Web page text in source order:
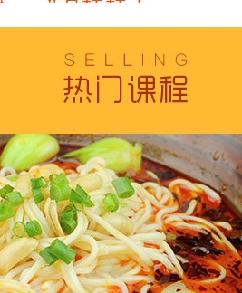
个春天，以爱之名，
护理员培训——提
月：保持热爱，成
说拜拜！